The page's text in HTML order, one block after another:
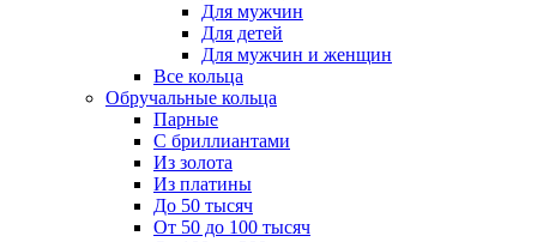
Для мужчин
Для детей
Для мужчин и женщин
Все кольца
Обручальные кольца
Парные
С бриллиантами
Из золота
Из платины
До 50 тысяч
От 50 до 100 тысяч